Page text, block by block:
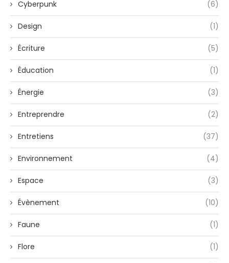
Cyberpunk (6)
Design (1)
Écriture (5)
Éducation (1)
Énergie (3)
Entreprendre (2)
Entretiens (37)
Environnement (4)
Espace (3)
Évènement (10)
Faune (1)
Flore (1)